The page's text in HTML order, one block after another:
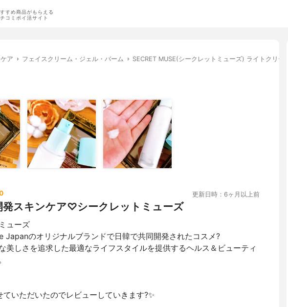
すめ商品がもらえる
コミポイ活サイト
ア フェイスクリーム・ジェル・バーム SECRET MUSE(シークレットミューズ) ライトクリーム
更新日時：6ヶ月以上前
発スキンケア♡シークレットミューズ
ューズ
Japanのオリジナルブランドで日韓で共同開発されたコスメ?
美しさを追求した最適なライフスタイルを提供するヘルス＆ビューティ
ていただいたのでレビューしていきます?✨